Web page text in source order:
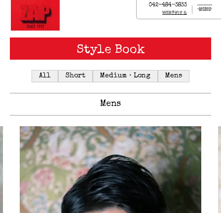
042-484-3833
WEB予約する
MENU
Style Book
All Short Medium・Long Mens
Mens